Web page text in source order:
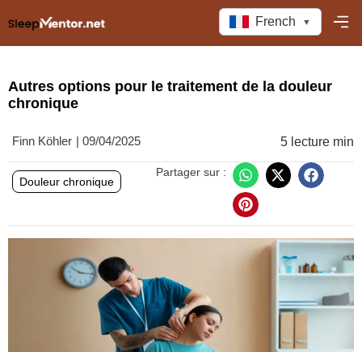
French ▼
Autres options pour le traitement de la douleur
chronique
Finn Köhler | 09/04/2025 5 lecture min
Douleur chronique
Partager sur :